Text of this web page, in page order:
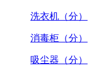
洗衣机（分）
消毒柜（分）
吸尘器（分）